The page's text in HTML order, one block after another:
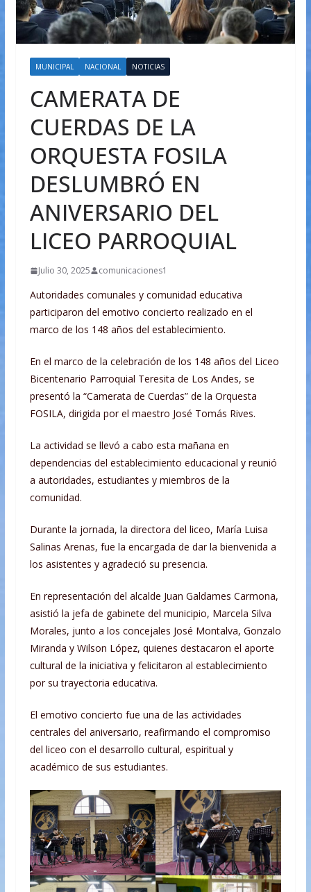
MUNICIPAL NACIONAL NOTICIAS
CAMERATA DE
CUERDAS DE LA
ORQUESTA FOSILA
DESLUMBRÓ EN
ANIVERSARIO DEL
LICEO PARROQUIAL
Julio 30, 2025 comunicaciones1
Autoridades comunales y comunidad educativa
participaron del emotivo concierto realizado en el
marco de los 148 años del establecimiento.
En el marco de la celebración de los 148 años del Liceo
Bicentenario Parroquial Teresita de Los Andes, se
presentó la “Camerata de Cuerdas” de la Orquesta
FOSILA, dirigida por el maestro José Tomás Rives.
La actividad se llevó a cabo esta mañana en
dependencias del establecimiento educacional y reunió
a autoridades, estudiantes y miembros de la
comunidad.
Durante la jornada, la directora del liceo, María Luisa
Salinas Arenas, fue la encargada de dar la bienvenida a
los asistentes y agradeció su presencia.
En representación del alcalde Juan Galdames Carmona,
asistió la jefa de gabinete del municipio, Marcela Silva
Morales, junto a los concejales José Montalva, Gonzalo
Miranda y Wilson López, quienes destacaron el aporte
cultural de la iniciativa y felicitaron al establecimiento
por su trayectoria educativa.
El emotivo concierto fue una de las actividades
centrales del aniversario, reafirmando el compromiso
del liceo con el desarrollo cultural, espiritual y
académico de sus estudiantes.